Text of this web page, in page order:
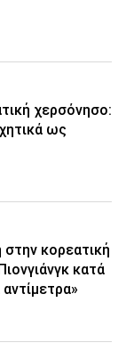
χερσόνησο:
ως
κορεατική
κατά